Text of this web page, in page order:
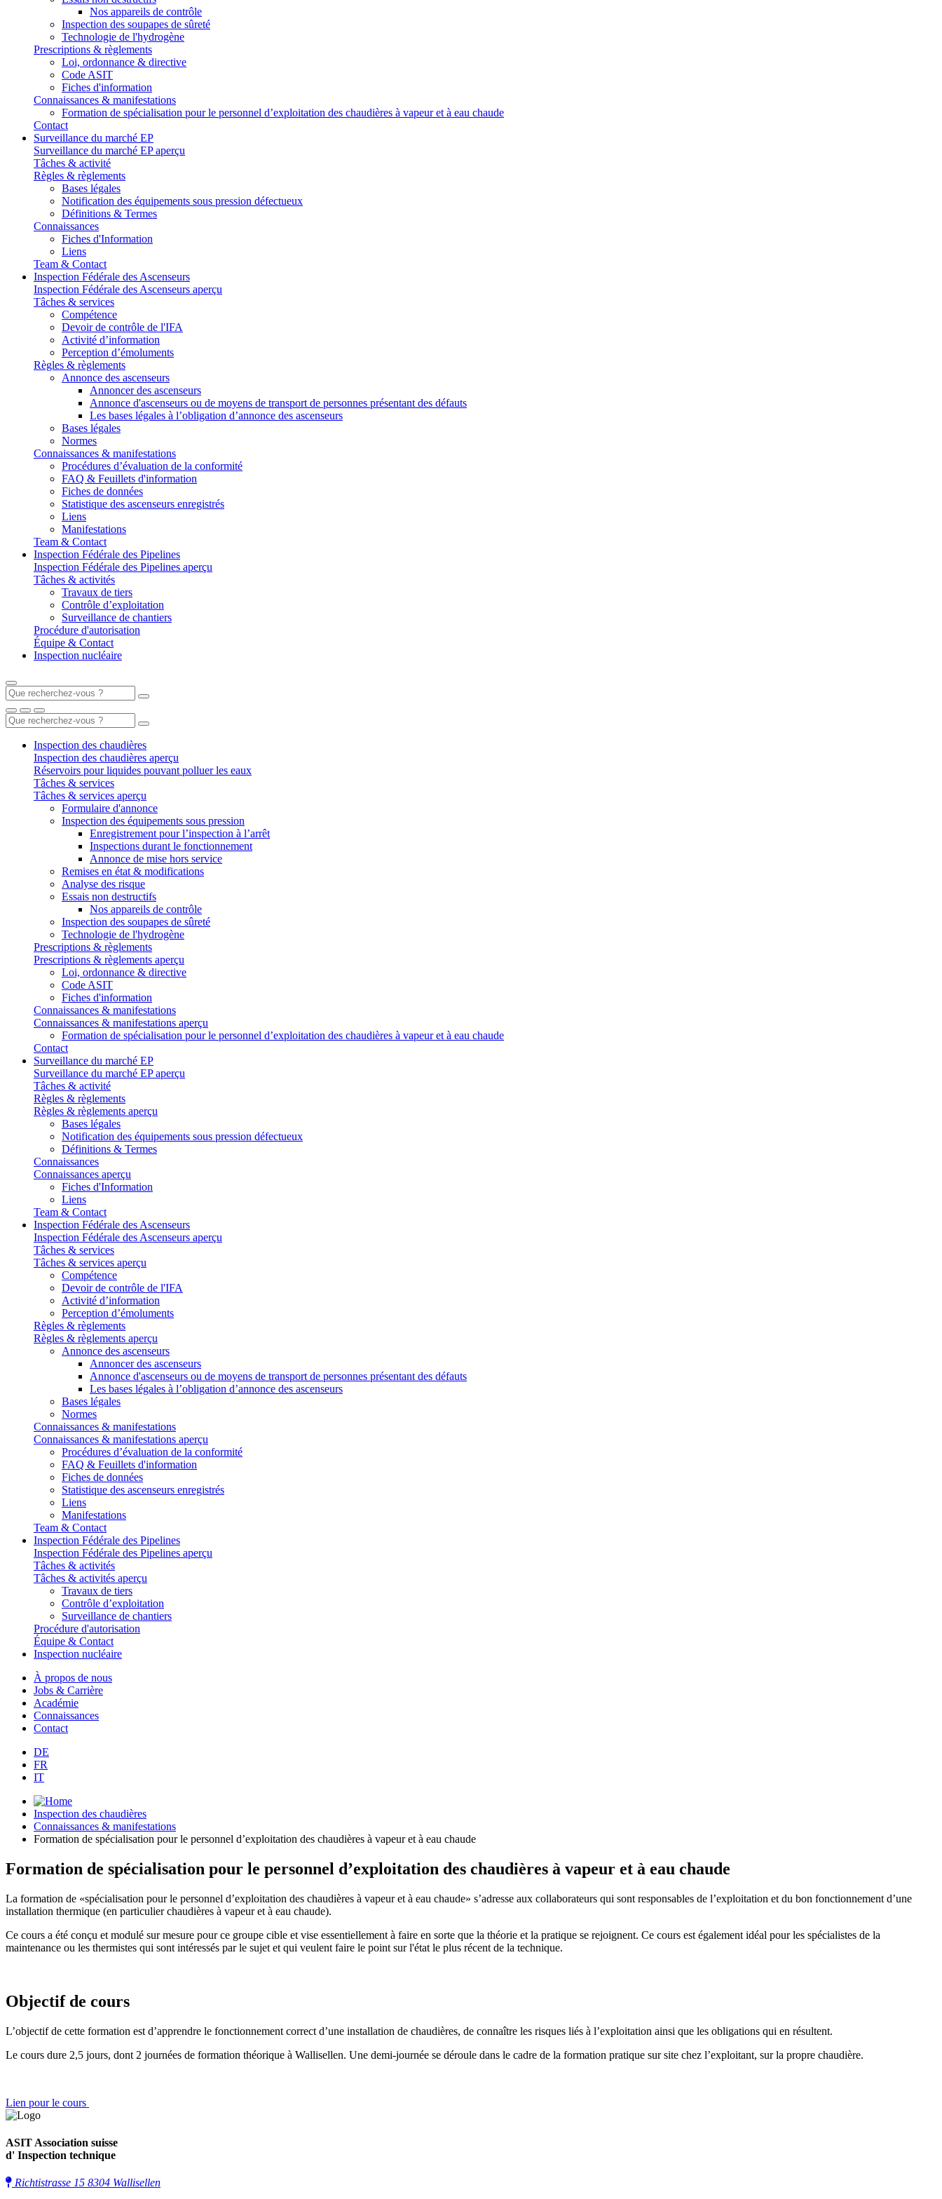
Nos appareils de contrôle
Inspection des soupapes de sûreté
Technologie de l'hydrogène
Prescriptions & règlements
Loi, ordonnance & directive
Code ASIT
Fiches d'information
Connaissances & manifestations
Formation de spécialisation pour le personnel d’exploitation des chaudières à vapeur et à eau chaude
Contact
Surveillance du marché EP
Surveillance du marché EP aperçu
Tâches & activité
Règles & règlements
Bases légales
Notification des équipements sous pression défectueux
Définitions & Termes
Connaissances
Fiches d'Information
Liens
Team & Contact
Inspection Fédérale des Ascenseurs
Inspection Fédérale des Ascenseurs aperçu
Tâches & services
Compétence
Devoir de contrôle de l'IFA
Activité d’information
Perception d’émoluments
Règles & règlements
Annonce des ascenseurs
Annoncer des ascenseurs
Annonce d'ascenseurs ou de moyens de transport de personnes présentant des défauts
Les bases légales à l’obligation d’annonce des ascenseurs
Bases légales
Normes
Connaissances & manifestations
Procédures d’évaluation de la conformité
FAQ & Feuillets d'information
Fiches de données
Statistique des ascenseurs enregistrés
Liens
Manifestations
Team & Contact
Inspection Fédérale des Pipelines
Inspection Fédérale des Pipelines aperçu
Tâches & activités
Travaux de tiers
Contrôle d’exploitation
Surveillance de chantiers
Procédure d'autorisation
Équipe & Contact
Inspection nucléaire
Inspection des chaudières
Inspection des chaudières aperçu
Réservoirs pour liquides pouvant polluer les eaux
Tâches & services
Tâches & services aperçu
Formulaire d'annonce
Inspection des équipements sous pression
Enregistrement pour l’inspection à l’arrêt
Inspections durant le fonctionnement
Annonce de mise hors service
Remises en état & modifications
Analyse des risque
Essais non destructifs
Nos appareils de contrôle
Inspection des soupapes de sûreté
Technologie de l'hydrogène
Prescriptions & règlements
Prescriptions & règlements aperçu
Loi, ordonnance & directive
Code ASIT
Fiches d'information
Connaissances & manifestations
Connaissances & manifestations aperçu
Formation de spécialisation pour le personnel d’exploitation des chaudières à vapeur et à eau chaude
Contact
Surveillance du marché EP
Surveillance du marché EP aperçu
Tâches & activité
Règles & règlements
Règles & règlements aperçu
Bases légales
Notification des équipements sous pression défectueux
Définitions & Termes
Connaissances
Connaissances aperçu
Fiches d'Information
Liens
Team & Contact
Inspection Fédérale des Ascenseurs
Inspection Fédérale des Ascenseurs aperçu
Tâches & services
Tâches & services aperçu
Compétence
Devoir de contrôle de l'IFA
Activité d’information
Perception d’émoluments
Règles & règlements
Règles & règlements aperçu
Annonce des ascenseurs
Annoncer des ascenseurs
Annonce d'ascenseurs ou de moyens de transport de personnes présentant des défauts
Les bases légales à l’obligation d’annonce des ascenseurs
Bases légales
Normes
Connaissances & manifestations
Connaissances & manifestations aperçu
Procédures d’évaluation de la conformité
FAQ & Feuillets d'information
Fiches de données
Statistique des ascenseurs enregistrés
Liens
Manifestations
Team & Contact
Inspection Fédérale des Pipelines
Inspection Fédérale des Pipelines aperçu
Tâches & activités
Tâches & activités aperçu
Travaux de tiers
Contrôle d’exploitation
Surveillance de chantiers
Procédure d'autorisation
Équipe & Contact
Inspection nucléaire
À propos de nous
Jobs & Carrière
Académie
Connaissances
Contact
DE
FR
IT
Inspection des chaudières
Connaissances & manifestations
Formation de spécialisation pour le personnel d’exploitation des chaudières à vapeur et à eau chaude
Formation de spécialisation pour le personnel d’exploitation des chaudières à vapeur et à eau chaude
La formation de «spécialisation pour le personnel d’exploitation des chaudières à vapeur et à eau chaude» s’adresse aux collaborateurs qui sont responsables de l’exploitation et du bon fonctionnement d’une
installation thermique (en particulier chaudières à vapeur et à eau chaude).
Ce cours a été conçu et modulé sur mesure pour ce groupe cible et vise essentiellement à faire en sorte que la théorie et la pratique se rejoignent. Ce cours est également idéal pour les spécialistes de la
maintenance ou les thermistes qui sont intéressés par le sujet et qui veulent faire le point sur l'état le plus récent de la technique.
Objectif de cours
L’objectif de cette formation est d’apprendre le fonctionnement correct d’une installation de chaudières, de connaître les risques liés à l’exploitation ainsi que les obligations qui en résultent.
Le cours dure 2,5 jours, dont 2 journées de formation théorique à Wallisellen. Une demi-journée se déroule dans le cadre de la formation pratique sur site chez l’exploitant, sur la propre chaudière.
Lien pour le cours
ASIT Association suisse
d' Inspection technique
Richtistrasse 15 8304 Wallisellen